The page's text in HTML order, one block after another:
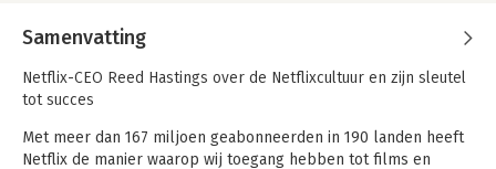
Samenvatting
Netflix-CEO Reed Hastings over de Netflixcultuur en zijn sleutel
tot succes
Met meer dan 167 miljoen geabonneerden in 190 landen heeft
Netflix de manier waarop wij toegang hebben tot films en